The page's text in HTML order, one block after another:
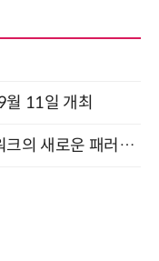
11일 개최
“AI와 함께 일하는 시대 ” - 스마트 워크의 새로운 패러다임 (9/11)